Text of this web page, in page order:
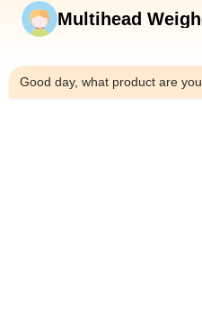
Multihead
Good day, what product are